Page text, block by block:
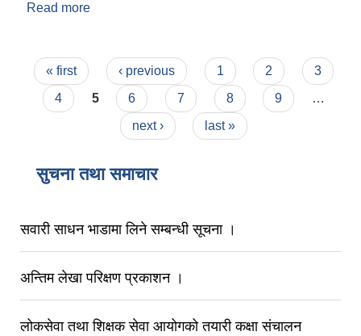
Read more
Pages
« first ‹ previous 1 2
3
4
5 6 7 8 9
…
next ›
last »
सुचना तथा समाचार
सवारी साधन भाडामा लिने सम्बन्धी सूचना ।
अन्तिम लेखा परिक्षण प्रकाशन ।
लोकसेवा तथा शिक्षक सेवा आयोगको तयारी कक्षा संचालन